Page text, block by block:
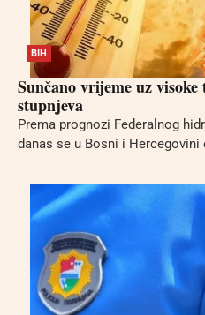
BIH
Sunčano vrijeme uz
stupnjeva
Prema prognozi Federalnog
danas se u Bosni i